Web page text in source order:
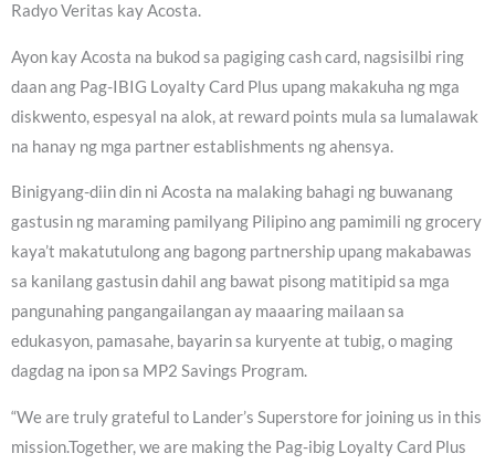
Radyo Veritas kay Acosta.
Ayon kay Acosta na bukod sa pagiging cash card, nagsisilbi ring
daan ang Pag-IBIG Loyalty Card Plus upang makakuha ng mga
diskwento, espesyal na alok, at reward points mula sa lumalawak
na hanay ng mga partner establishments ng ahensya.
Binigyang-diin din ni Acosta na malaking bahagi ng buwanang
gastusin ng maraming pamilyang Pilipino ang pamimili ng grocery
kaya’t makatutulong ang bagong partnership upang makabawas
sa kanilang gastusin dahil ang bawat pisong matitipid sa mga
pangunahing pangangailangan ay maaaring mailaan sa
edukasyon, pamasahe, bayarin sa kuryente at tubig, o maging
dagdag na ipon sa MP2 Savings Program.
“We are truly grateful to Lander’s Superstore for joining us in this
mission.Together, we are making the Pag-ibig Loyalty Card Plus